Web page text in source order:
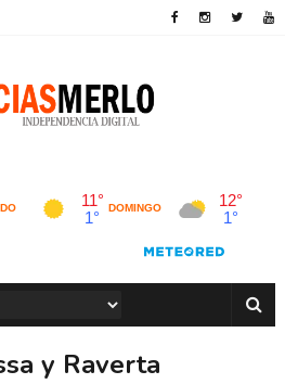
y Raverta